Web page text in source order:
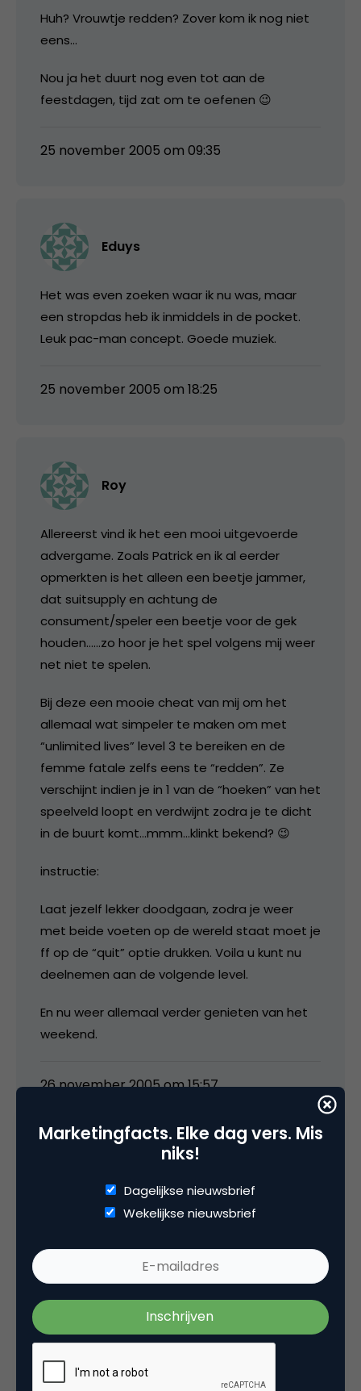
Huh? Vrouwtje redden? Zover kom ik nog niet
eens…
Nou ja het duurt nog even tot aan de
feestdagen, tijd zat om te oefenen 😉
25 november 2005 om 09:35
Eduys
Het was even zoeken waar ik nu was, maar
een stropdas heb ik inmiddels in de pocket.
Leuk pac-man concept. Goede muziek.
25 november 2005 om 18:25
Roy
Allereerst vind ik het een mooi uitgevoerde
advergame. Zoals Patrick en ik al eerder
opmerkten is het alleen een beetje jammer,
dat suitsupply en achtung de
consument/speler een beetje voor de gek
houden……zo hoor je het spel volgens mij weer
net niet te spelen.
Bij deze een mooie cheat van mij om het
allemaal wat simpeler te maken om met
“unlimited lives” level 3 te bereiken en de
femme fatale zelfs eens te “redden”. Ze
verschijnt indien je in 1 van de “hoeken” van het
speelveld loopt en verdwijnt zodra je te dicht
in de buurt komt…mmm…klinkt bekend? 😉
instructie:
Laat jezelf lekker doodgaan, zodra je weer
met beide voeten op de wereld staat moet je
ff op de “quit” optie drukken. Voila u kunt nu
deelnemen aan de volgende level.
En nu weer allemaal verder genieten van het
weekend.
26 november 2005 om 15:57
Hmm
meer 😛
Maar mooi gemaakt, erg flauw ook van ze om
t zo te maken dat het niet lukt
29 november 2005 om 16:15
Marketingfacts. Elke dag vers. Mis
niks!
Dagelijkse nieuwsbrief
Wekelijkse nieuwsbrief